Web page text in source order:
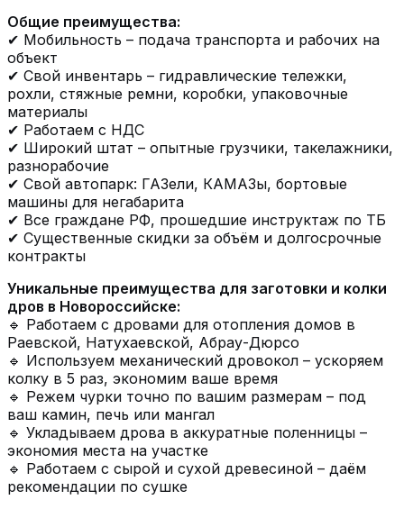
Общие преимущества:
✔ Мобильность – подача транспорта и рабочих на
объект
✔ Свой инвентарь – гидравлические тележки,
рохли, стяжные ремни, коробки, упаковочные
материалы
✔ Работаем с НДС
✔ Широкий штат – опытные грузчики, такелажники,
разнорабочие
✔ Свой автопарк: ГАЗели, КАМАЗы, бортовые
машины для негабарита
✔ Все граждане РФ, прошедшие инструктаж по ТБ
✔ Существенные скидки за объём и долгосрочные
контракты
Уникальные преимущества для заготовки и колки
дров в Новороссийске:
🔹 Работаем с дровами для отопления домов в
Раевской, Натухаевской, Абрау-Дюрсо
🔹 Используем механический дровокол – ускоряем
колку в 5 раз, экономим ваше время
🔹 Режем чурки точно по вашим размерам – под
ваш камин, печь или мангал
🔹 Укладываем дрова в аккуратные поленницы –
экономия места на участке
🔹 Работаем с сырой и сухой древесиной – даём
рекомендации по сушке